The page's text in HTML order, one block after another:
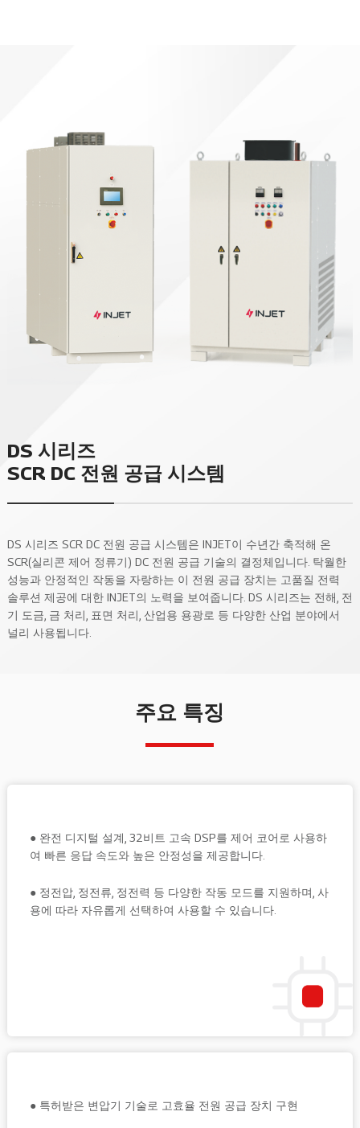
DS 시리즈
SCR DC 전원 공급 시스템
DS 시리즈 SCR DC 전원 공급 시스템은 INJET이 수년간 축적해 온
SCR(실리콘 제어 정류기) DC 전원 공급 기술의 결정체입니다. 탁월한
성능과 안정적인 작동을 자랑하는 이 전원 공급 장치는 고품질 전력
솔루션 제공에 대한 INJET의 노력을 보여줍니다. DS 시리즈는 전해, 전
기 도금, 금 처리, 표면 처리, 산업용 용광로 등 다양한 산업 분야에서
널리 사용됩니다.
주요 특징
● 완전 디지털 설계, 32비트 고속 DSP를 제어 코어로 사용하
여 빠른 응답 속도와 높은 안정성을 제공합니다.
● 정전압, 정전류, 정전력 등 다양한 작동 모드를 지원하며, 사
용에 따라 자유롭게 선택하여 사용할 수 있습니다.
● 특허받은 변압기 기술로 고효율 전원 공급 장치 구현